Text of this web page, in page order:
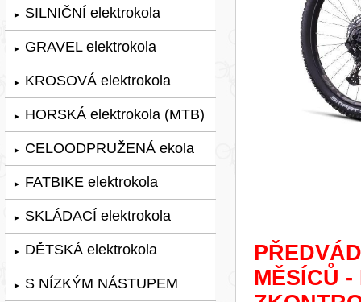
► SILNIČNÍ elektrokola
► GRAVEL elektrokola
► KROSOVÁ elektrokola
► HORSKÁ elektrokola (MTB)
► CELOODPRUŽENÁ ekola
► FATBIKE elektrokola
► SKLÁDACÍ elektrokola
► DĚTSKÁ elektrokola
► S NÍZKÝM NÁSTUPEM
MĚSÍCŮ